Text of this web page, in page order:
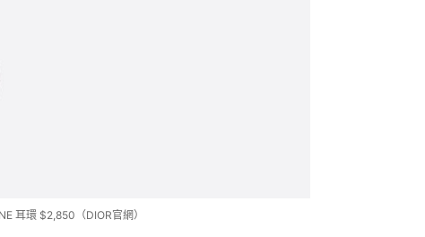
耳環 $2,850（DIOR官網）